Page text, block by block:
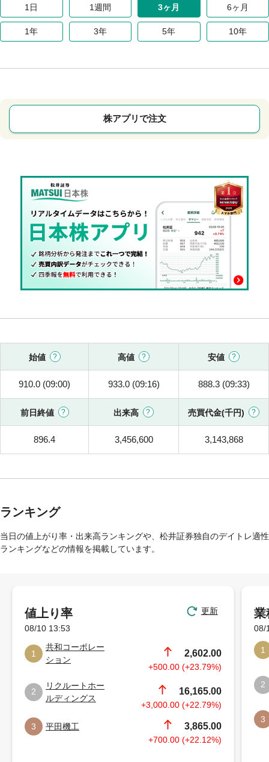
1日 1週間 3ヶ月 6ヶ月
1年 3年 5年 10年
株アプリで注文
始値 高値 安値
910.0 (09:00) 933.0 (09:16) 888.3 (09:33)
前日終値 出来高 売買代金(千円)
896.4 3,456,600 3,143,868
ランキング
当日の値上がり率・出来高ランキングや、松井証券独自のデイトレ適性
ランキングなどの情報を掲載しています。